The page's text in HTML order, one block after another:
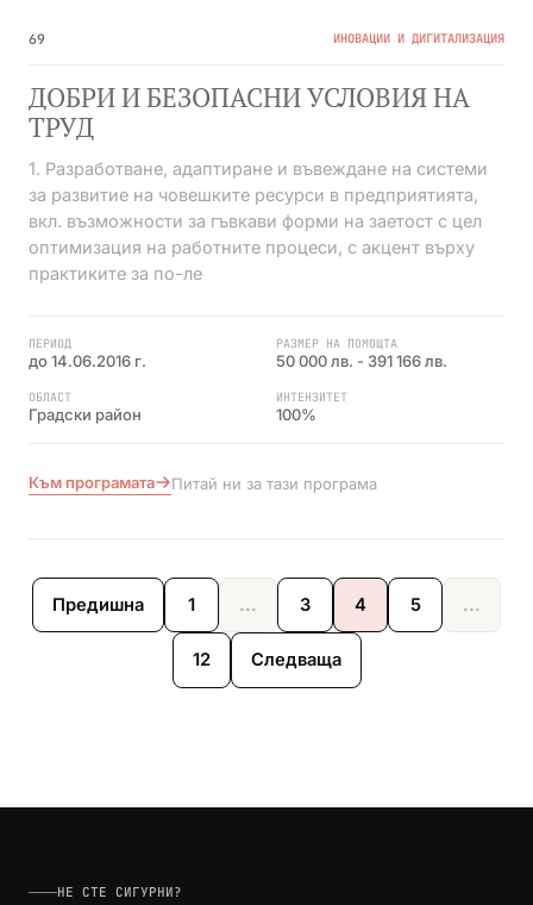
69 ИНОВАЦИИ И ДИГИТАЛИЗАЦИЯ
ДОБРИ И БЕЗОПАСНИ УСЛОВИЯ НА
ТРУД
1. Разработване, адаптиране и въвеждане на системи
за развитие на човешките ресурси в предприятията,
вкл. възможности за гъвкави форми на заетост с цел
оптимизация на работните процеси, с акцент върху
практиките за по-ле
ПЕРИОД
до 14.06.2016 г.
РАЗМЕР НА ПОМОЩТА
50 000 лв. - 391 166 лв.
ОБЛАСТ
Градски район
ИНТЕНЗИТЕТ
100%
Към програмата Питай ни за тази програма
Предишна 1 ... 3 4 5 ...
12 Следваща
НЕ СТЕ СИГУРНИ?